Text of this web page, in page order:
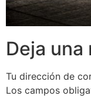
Deja
Tu dirección de
Los campos